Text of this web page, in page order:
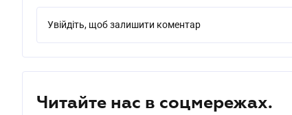
Увійдіть, щоб залишити коментар
Читайте нас в соцмережах.